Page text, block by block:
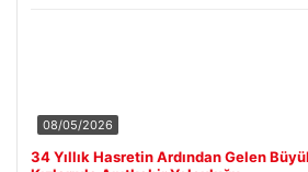
08/05/2026
34 Yıllık Hasretin Ardından Gelen